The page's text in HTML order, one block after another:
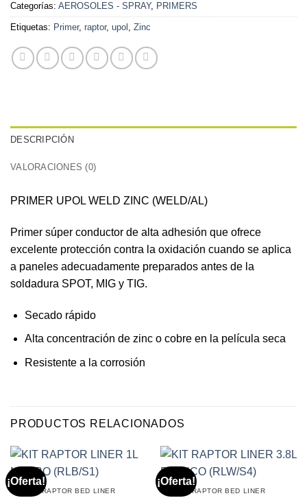
Categorías: AEROSOLES - SPRAY, PRIMERS
Etiquetas: Primer, raptor, upol , Zinc
DESCRIPCIÓN
VALORACIONES (0)
PRIMER UPOL WELD ZINC (WELD/AL)
Primer súper conductor de alta adhesión que ofrece
excelente protección contra la oxidación cuando se aplica
a paneles adecuadamente preparados antes de la
soldadura SPOT, MIG y TIG.
Secado rápido
Alta concentración de zinc o cobre en la película seca
Resistente a la corrosión
PRODUCTOS RELACIONADOS
¡Oferta!
RAPTOR BED LINER
¡Oferta!
RAPTOR BED LINER